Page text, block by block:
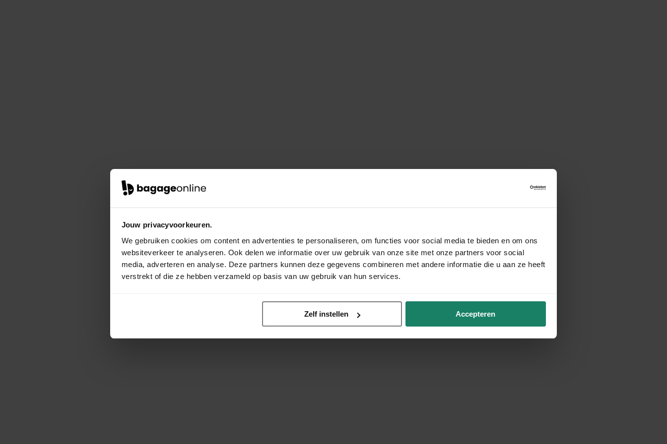
Jouw privacyvoorkeuren.
We gebruiken cookies om content en advertenties te personaliseren, om functies voor social media te bieden en om ons
websiteverkeer te analyseren. Ook delen we informatie over uw gebruik van onze site met onze partners voor social
media, adverteren en analyse. Deze partners kunnen deze gegevens combineren met andere informatie die u aan ze heeft
verstrekt of die ze hebben verzameld op basis van uw gebruik van hun services.
Zelf instellen Accepteren